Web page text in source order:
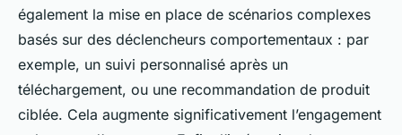
également la mise en place de scénarios complexes
basés sur des déclencheurs comportementaux : par
exemple, un suivi personnalisé après un
téléchargement, ou une recommandation de produit
ciblée. Cela augmente significativement l’engagement